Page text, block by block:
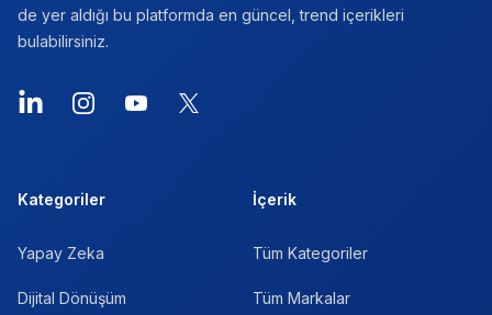
de yer aldığı bu platformda en güncel, trend içerikleri
bulabilirsiniz.
LinkedInInstagramYouTube
X
Kategoriler
Yapay Zeka
Dijital Dönüşüm
İçerik
Tüm Kategoriler
Tüm Markalar